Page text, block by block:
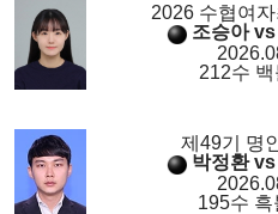
2026 수협여
조승아
212수
제49기 명
박정환 vs
195수 흑